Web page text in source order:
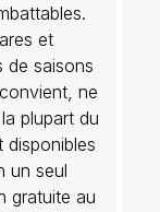
et
de saisons
ne
plupart du
un seul
gratuite au